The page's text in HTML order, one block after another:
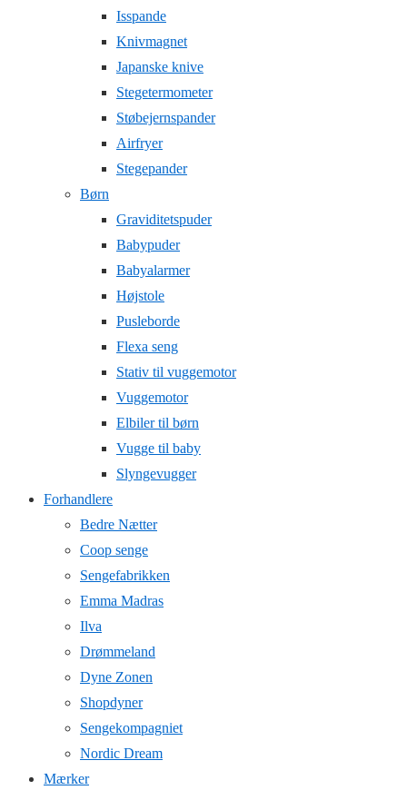
Isspande
Knivmagnet
Japanske knive
Stegetermometer
Støbejernspander
Airfryer
Stegepander
Børn
Graviditetspuder
Babypuder
Babyalarmer
Højstole
Pusleborde
Flexa seng
Stativ til vuggemotor
Vuggemotor
Elbiler til børn
Vugge til baby
Slyngevugger
Forhandlere
Bedre Nætter
Coop senge
Sengefabrikken
Emma Madras
Ilva
Drømmeland
Dyne Zonen
Shopdyner
Sengekompagniet
Nordic Dream
Mærker